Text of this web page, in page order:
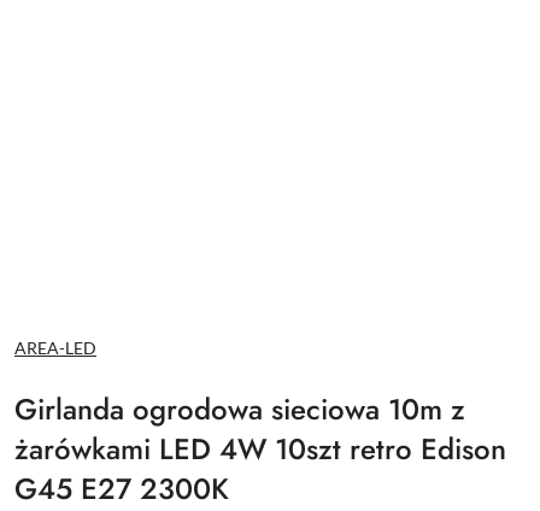
NAZWA
PRODUCENTA:
AREA-LED
Girlanda ogrodowa sieciowa 10m z
żarówkami LED 4W 10szt retro Edison
G45 E27 2300K